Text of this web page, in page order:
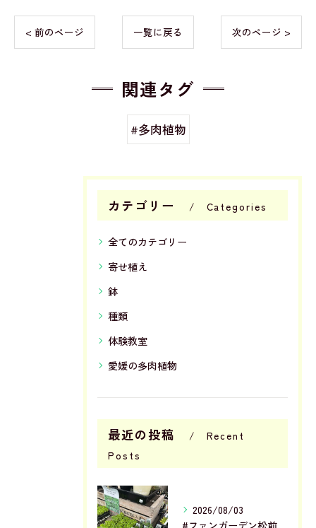
< 前のページ 一覧に戻る 次のページ >
関連タグ
#多肉植物
カテゴリー Categories
全てのカテゴリー
寄せ植え
鉢
種類
体験教室
愛媛の多肉植物
最近の投稿
Recent
Posts
2026/08/03